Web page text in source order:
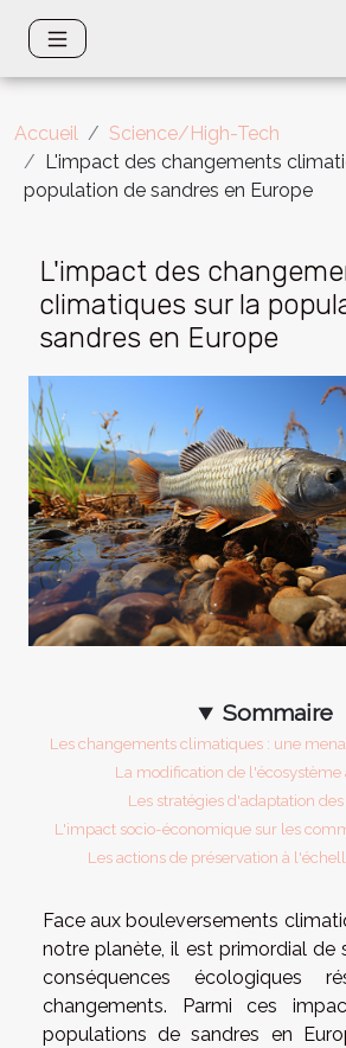
Accueil
Science/High-Tech
L'impact des changements
population de sandres en Europe
L'impact des
climatiques sur la
sandres en Europe
Sommaire
Les changements climatiques : une
La modification de l'écosystème
Les stratégies d'adaptation
L'impact socio-économique sur les
Les actions de préservation à
Face aux bouleversements
notre planète, il est primordial de
conséquences écologiques
changements. Parmi ces
populations de sandres en